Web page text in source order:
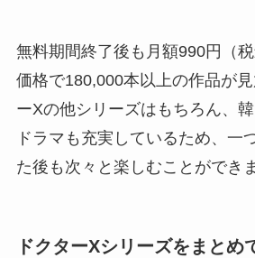
無料期間終了後も月額990円（
価格で180,000本以上の作品が
ーXの他シリーズはもちろん、
ドラマも充実しているため、一
た後も次々と楽しむことができ
ドクターXシリーズをまとめ